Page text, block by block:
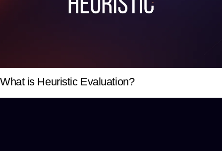
What is Heuristic Evaluation?